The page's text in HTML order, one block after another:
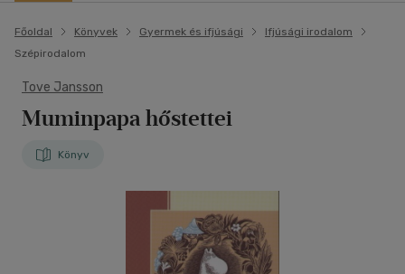
Főoldal Könyvek Gyermek és ifjúsági
Ifjúsági irodalom
Szépirodalom
Tove Jansson
Muminpapa hőstettei
Könyv